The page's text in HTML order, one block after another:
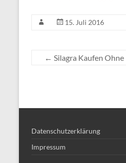
15. Juli 2016
← Silagra Kaufen
Datenschutzerklärung
Impressum